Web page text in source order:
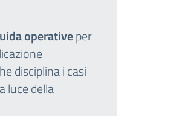
operativeper
disciplina i casi
luce della